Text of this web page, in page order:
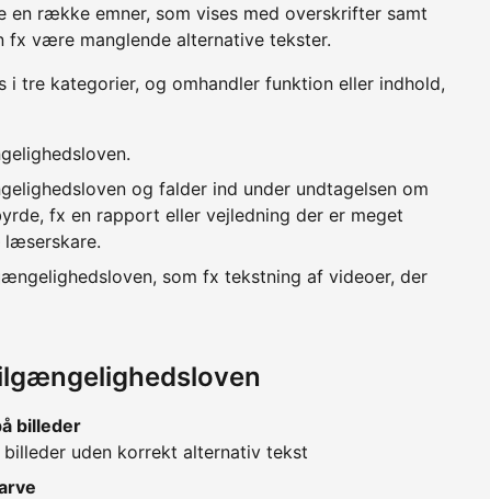
række emner, som vises med overskrifter samt
fx være manglende alternative tekster.
tre kategorier, og omhandler funktion eller indhold,
og falder ind under undtagelsen om
fx en rapport eller vejledning der er meget
læserskare.
som fx tekstning af videoer, der
billeder
uden korrekt alternativ tekst